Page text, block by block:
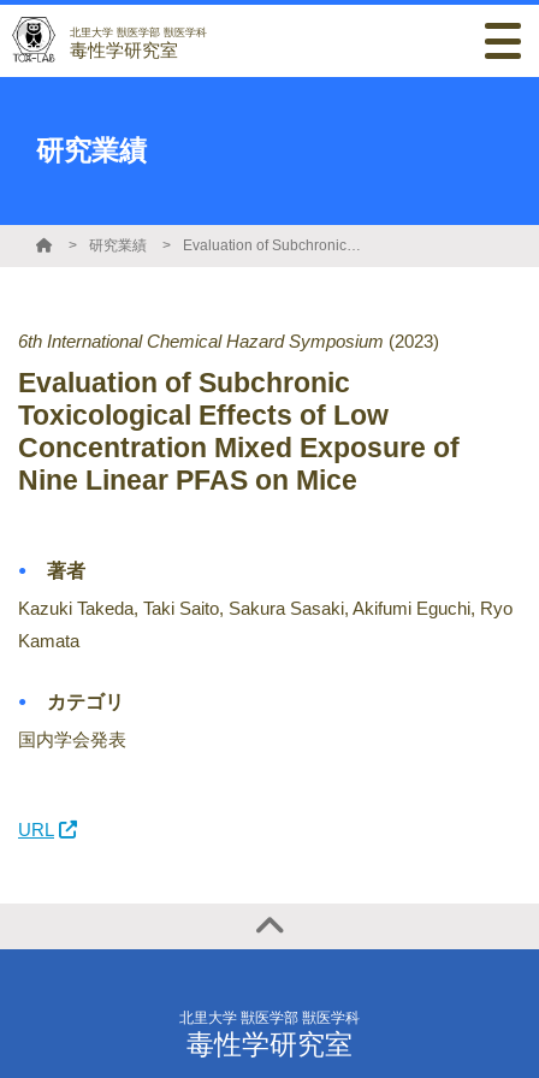
北里大学 獣医学部 獣医学科
毒性学研究室
研究業績
研究業績 Evaluation of Subchronic Toxicological Effects of Low Concentration Mixed Exposure of Nine Linear PFAS on Mice
6th International Chemical Hazard Symposium (2023)
Evaluation of Subchronic
Toxicological Effects of Low
Concentration Mixed Exposure of
Nine Linear PFAS on Mice
著者
Kazuki Takeda, Taki Saito, Sakura Sasaki, Akifumi Eguchi, Ryo
Kamata
カテゴリ
国内学会発表
URL
北里大学 獣医学部 獣医学科
毒性学研究室